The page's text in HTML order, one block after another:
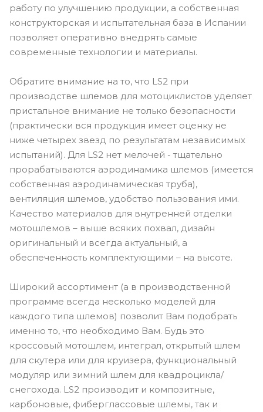
работу по улучшению продукции, а собственная
конструкторская и испытательная база в Испании
позволяет оперативно внедрять самые
современные технологии и материалы.
Обратите внимание на то, что LS2 при
производстве шлемов для мотоциклистов уделяет
пристальное внимание не только безопасности
(практически вся продукция имеет оценку не
ниже четырех звезд по результатам независимых
испытаний). Для LS2 нет мелочей - тщательно
прорабатываются аэродинамика шлемов (имеется
собственная аэродинамическая труба),
вентиляция шлемов, удобство пользования ими.
Качество материалов для внутренней отделки
мотошлемов – выше всяких похвал, дизайн
оригинальный и всегда актуальный, а
обеспеченность комплектующими – на высоте.
Широкий ассортимент (а в производственной
программе всегда несколько моделей для
каждого типа шлемов) позволит Вам подобрать
именно то, что необходимо Вам. Будь это
кроссовый мотошлем, интеграл, открытый шлем
для скутера или для круизера, функциональный
модуляр или зимний шлем для квадроцикла/
снегохода. LS2 производит и композитные,
карбоновые, фиберглассовые шлемы, так и